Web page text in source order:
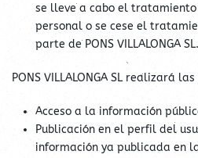
se lleve a cabo el
personal o se cese el
parte de PONS VILLALONGA SL.
PONS VILLALONGA SL realizará
Acceso a la información
Publicación en el perfil del
información ya publicada en